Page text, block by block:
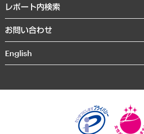
まちづくり・観光・交通・スポーツ・スマートシティ
自然資源・農林水産業・食料システム
沿革
組織図・本部部室紹介
インドネシア現地法人
個人情報保護方針
レポート内検索
お問い合わせ
English